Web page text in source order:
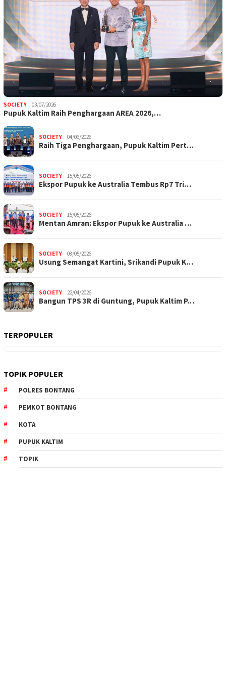
SOCIETY 03/07/2026
Pupuk Kaltim Raih Penghargaan AREA 2026,…
SOCIETY 04/06/2026
Raih Tiga Penghargaan, Pupuk Kaltim Pert…
SOCIETY 15/05/2026
Ekspor Pupuk ke Australia Tembus Rp7 Tri…
SOCIETY 15/05/2026
Mentan Amran: Ekspor Pupuk ke Australia …
SOCIETY 08/05/2026
Usung Semangat Kartini, Srikandi Pupuk K…
SOCIETY 22/04/2026
Bangun TPS 3R di Guntung, Pupuk Kaltim P…
TERPOPULER
TOPIK POPULER
POLRES BONTANG
PEMKOT BONTANG
KOTA
PUPUK KALTIM
TOPIK